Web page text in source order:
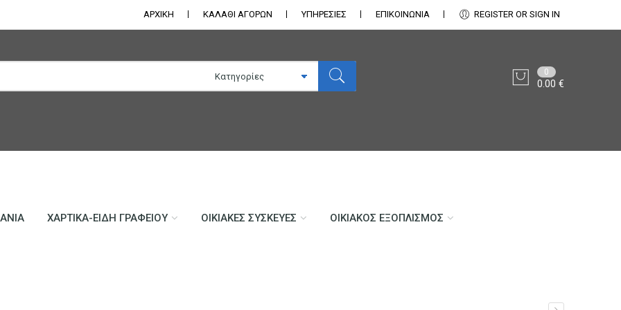
ΑΡΧΙΚΗ ΚΑΛΑΘΙ ΑΓΟΡΩΝ ΥΠΗΡΕΣΙΕΣ ΕΠΙΚΟΙΝΩΝΊΑ REGISTER OR SIGN IN
0
0.00€
ΧΑΡΤΙΚΆ-ΕΊΔΗ ΓΡΑΦΕΊΟΥ ΟΙΚΙΑΚΈΣ ΣΥΣΚΕΥΈΣ ΟΙΚΙΑΚΌΣ ΕΞΟΠΛΙΣΜΌΣ